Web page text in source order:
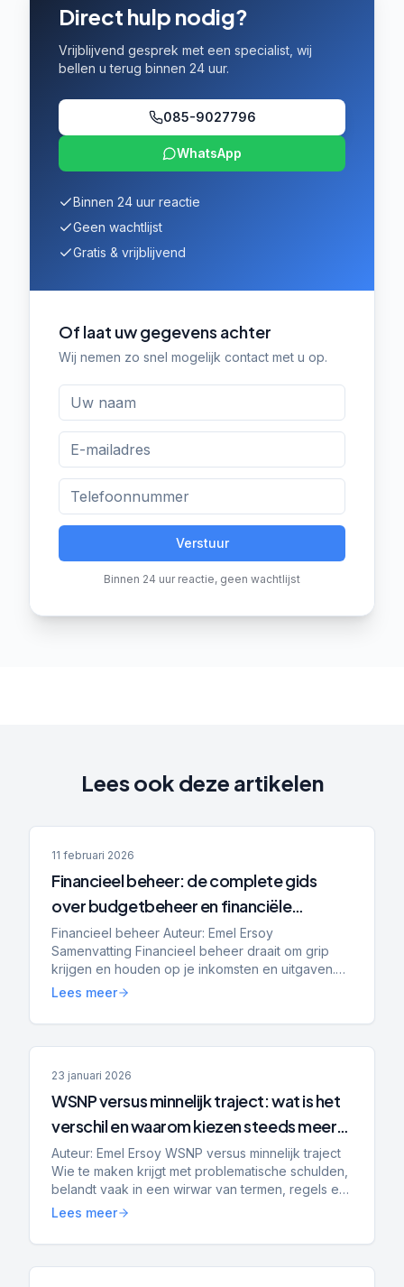
Direct hulp nodig?
Vrijblijvend gesprek met een specialist, wij
bellen u terug binnen 24 uur.
085-9027796
WhatsApp
Binnen 24 uur reactie
Geen wachtlijst
Gratis & vrijblijvend
Of laat uw gegevens achter
Wij nemen zo snel mogelijk contact met u op.
Verstuur
Binnen 24 uur reactie, geen wachtlijst
Lees ook deze artikelen
11 februari 2026
Financieel beheer: de complete gids
over budgetbeheer en financiële
planning
Financieel beheer Auteur: Emel Ersoy
Samenvatting Financieel beheer draait om grip
krijgen en houden op je inkomsten en uitgaven.
Budgetbeheer helpt bij stabilisatie, het voorkomen
Lees meer
23 januari 2026
WSNP versus minnelijk traject: wat is het
verschil en waarom kiezen steeds meer
mensen voor Schuldenplatform?
Auteur: Emel Ersoy WSNP versus minnelijk traject
Wie te maken krijgt met problematische schulden,
belandt vaak in een wirwar van termen, regels en
trajecten. Twee begrippen die vrijwel altijd voorbij
Lees meer